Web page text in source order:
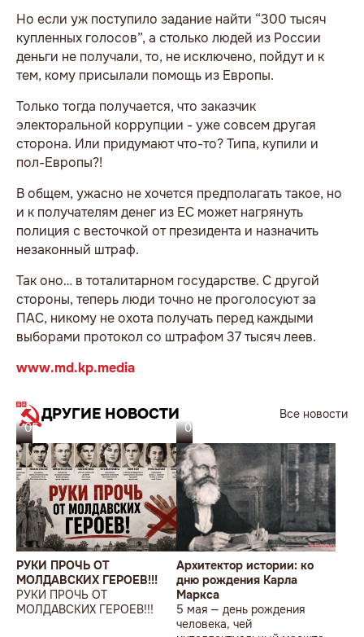
Но если уж поступило задание найти “300 тысяч
купленных голосов”, а столько людей из России
деньги не получали, то, не исключено, пойдут и к
тем, кому присылали помощь из Европы.
Только тогда получается, что заказчик
электоральной коррупции - уже совсем другая
сторона. Или придумают что-то? Типа, купили и
пол-Европы?!
В общем, ужасно не хочется предполагать такое, но
и к получателям денег из ЕС может нагрянуть
полиция с весточкой от президента и назначить
незаконный штраф.
Так оно… в тоталитарном государстве. С другой
стороны, теперь люди точно не проголосуют за
ПАС, никому не охота получать перед каждыми
выборами протокол со штрафом 37 тысяч леев.
www.md.kp.media
ДРУГИЕ НОВОСТИ
Все новости
05.08.26
РУКИ ПРОЧЬ ОТ
МОЛДАВСКИХ ГЕРОЕВ!!!
РУКИ ПРОЧЬ ОТ
МОЛДАВСКИХ ГЕРОЕВ!!!
05.08.26
Архитектор истории: ко
дню рождения Карла
Маркса
5 мая — день рождения
человека, чей